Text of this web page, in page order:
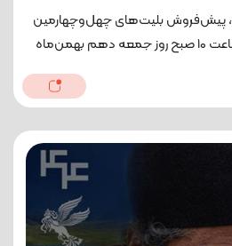
پیش‌فروش بلیت‌های چهل‌و‌چهارمین
جشنواره ملی فیلم فجر از ساعت ۱۰ صبح روز جمعه دهم بهمن‌ماه